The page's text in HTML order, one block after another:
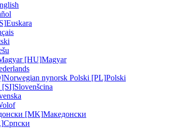
Euskara
[HU]Magyar
Norwegian nynorsk Polski [PL]Polski
[SI]Slovenšcina
[MK]Македонски
Српски